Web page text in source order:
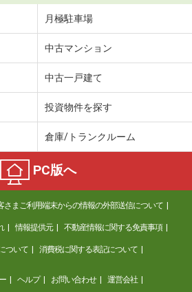
月極駐車場
中古マンション
中古一戸建て
投資物件を探す
倉庫/トランクルーム
PC版へ
さまご利用端末からの情報の外部送信について
情報提供元 不動産情報に関する免責事項
ついて 消費税に関する表記について
ヘルプ お問い合わせ 運営会社